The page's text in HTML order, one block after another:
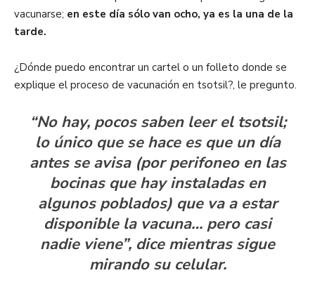
vacunarse; en este día sólo van ocho, ya es la una de la
tarde.
¿Dónde puedo encontrar un cartel o un folleto donde se
explique el proceso de vacunación en tsotsil?, le pregunto.
“No hay, pocos saben leer el tsotsil;
lo único que se hace es que un día
antes se avisa (por perifoneo en las
bocinas que hay instaladas en
algunos poblados) que va a estar
disponible la vacuna… pero casi
nadie viene”, dice mientras sigue
mirando su celular.